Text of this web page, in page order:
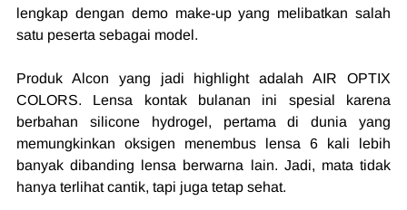
lengkap dengan demo make-up yang melibatkan salah
satu peserta sebagai model.
Produk Alcon yang jadi highlight adalah AIR OPTIX
COLORS. Lensa kontak bulanan ini spesial karena
berbahan silicone hydrogel, pertama di dunia yang
memungkinkan oksigen menembus lensa 6 kali lebih
banyak dibanding lensa berwarna lain. Jadi, mata tidak
hanya terlihat cantik, tapi juga tetap sehat.